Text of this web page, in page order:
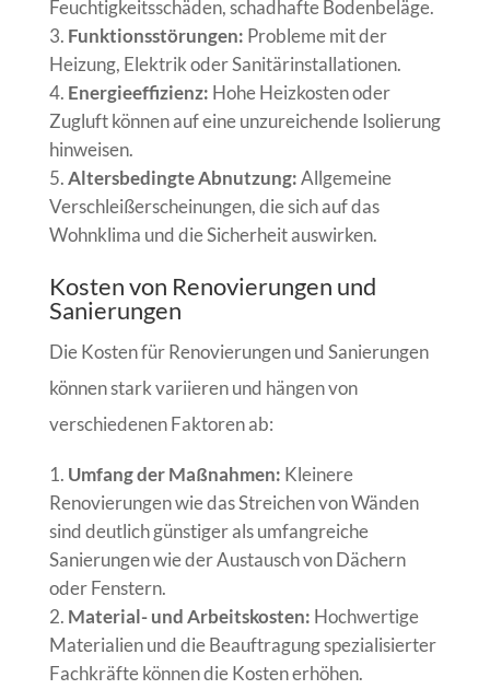
Feuchtigkeitsschäden, schadhafte Bodenbeläge.
Funktionsstörungen: Probleme mit der
Heizung, Elektrik oder Sanitärinstallationen.
Energieeffizienz: Hohe Heizkosten oder
Zugluft können auf eine unzureichende Isolierung
hinweisen.
Altersbedingte Abnutzung:Allgemeine
Verschleißerscheinungen, die sich auf das
Wohnklima und die Sicherheit auswirken.
Kosten von Renovierungen und
Sanierungen
Die Kosten für Renovierungen und Sanierungen
können stark variieren und hängen von
verschiedenen Faktoren ab:
Umfang der Maßnahmen: Kleinere
Renovierungen wie das Streichen von Wänden
sind deutlich günstiger als umfangreiche
Sanierungen wie der Austausch von Dächern
oder Fenstern.
Material- und Arbeitskosten: Hochwertige
Materialien und die Beauftragung spezialisierter
Fachkräfte können die Kosten erhöhen.